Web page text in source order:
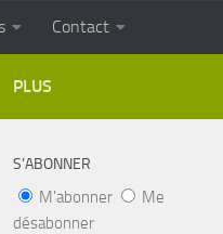
des terroirs
Contact
PLUS
S’ABONNER
M'abonner
Me
désabonner